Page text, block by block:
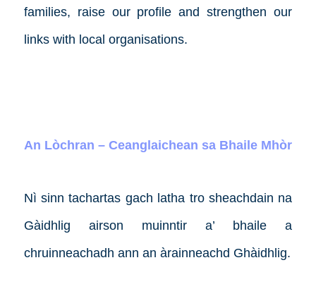
families, raise our profile and strengthen our
links with local organisations.
An Lòchran – Ceanglaichean sa Bhaile Mhòr
Nì sinn tachartas gach latha tro sheachdain na
Gàidhlig airson muinntir a’ bhaile a
chruinneachadh ann an àrainneachd Ghàidhlig.